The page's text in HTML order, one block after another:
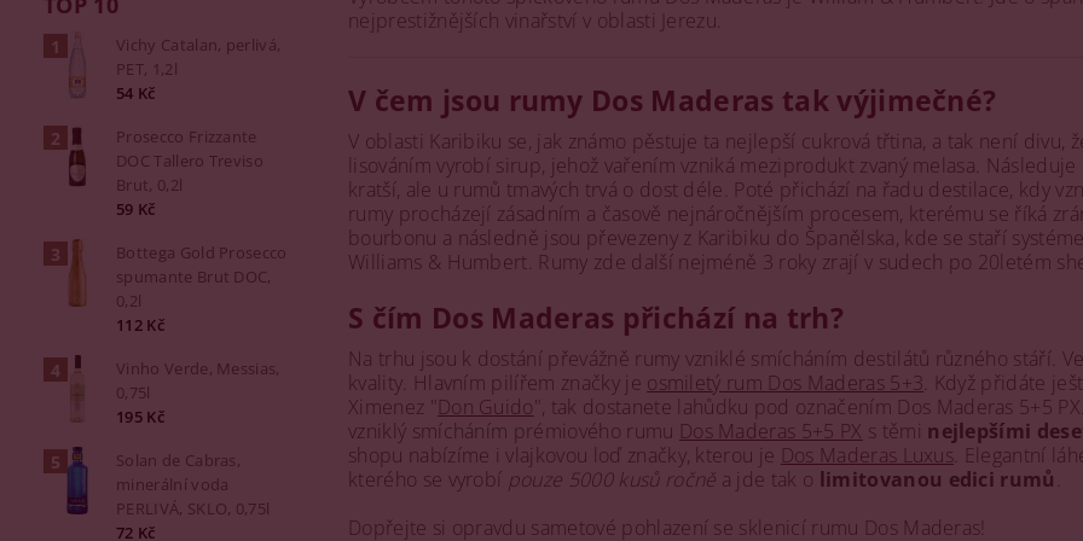
Vichy Catalan, perlivá,
PET, 1,2l
54 Kč
Prosecco Frizzante
DOC Tallero Treviso
Brut, 0,2l
59 Kč
Bottega Gold Prosecco
spumante Brut DOC,
0,2l
112 Kč
Vinho Verde, Messias,
0,75l
195 Kč
Solan de Cabras,
minerální voda
PERLIVÁ, SKLO, 0,75l
72 Kč
nejprestižnějších vinařství v oblasti Jerezu.
V čem jsou rumy Dos Maderas tak výjimečné?
V oblasti Karibiku se, jak známo pěstuje ta nejlepší cukrová třtina, a tak není
lisováním vyrobí sirup, jehož vařením vzniká meziprodukt zvaný melasa.
kratší, ale u rumů tmavých trvá o dost déle. Poté přichází na řadu destilace, kdy
rumy procházejí zásadním a časově nejnáročnějším procesem, kterému se říká
bourbonu a následně jsou převezeny z Karibiku do Španělska, kde se staří
Williams & Humbert. Rumy zde další nejméně 3 roky zrají v sudech po 20letém
S čím Dos Maderas přichází na trh?
Na trhu jsou k dostání převážně rumy vzniklé smícháním destilátů různého stáří.
kvality. Hlavním pilířem značky je osmiletý rum Dos Maderas 5+3 . Když přidáte
Ximenez " Don Guido", tak dostanete lahůdku pod označením Dos Maderas 5+5
vzniklý smícháním prémiového rumu Dos Maderas 5+5 PX s těmi nejlepšími
shopu nabízíme i vlajkovou loď značky, kterou je Dos Maderas Luxus . Elegantní
kterého se vyrobí pouze 5000 kusů ročně a jde tak o limitovanou edici rumů
Dopřejte si opravdu sametové pohlazení se sklenicí rumu Dos Maderas!